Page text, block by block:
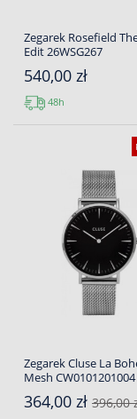
Zegarek Rosefield
Edit 26WSG267
540,00 zł
48h
Zegarek Cluse La
Mesh CW0101201004
364,00 zł 396,00